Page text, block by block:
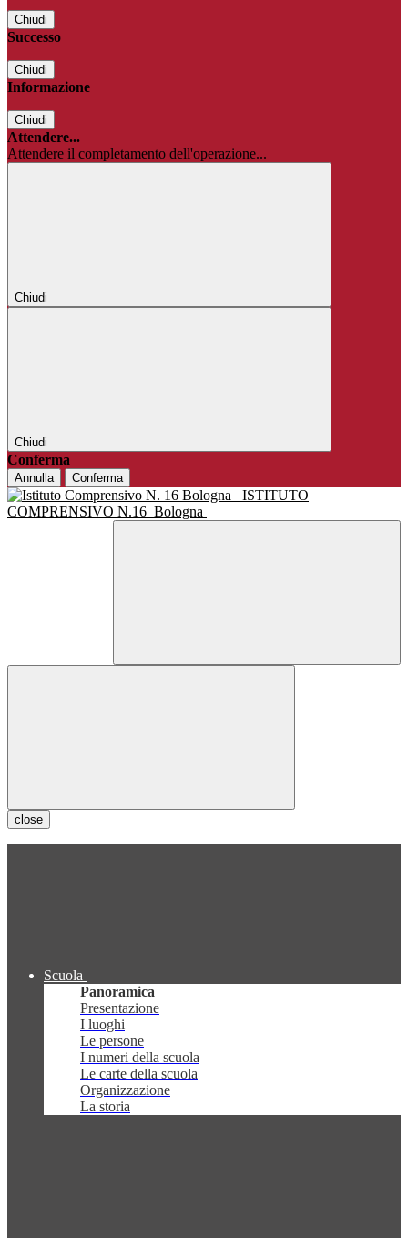
Chiudi
Successo
Chiudi
Informazione
Chiudi
Attendere...
Attendere il completamento dell'operazione...
Chiudi
Chiudi
Conferma
Annulla Conferma
ISTITUTO
COMPRENSIVO N.16 Bologna
close
Scuola
Panoramica
Presentazione
I luoghi
Le persone
I numeri della scuola
Le carte della scuola
Organizzazione
La storia